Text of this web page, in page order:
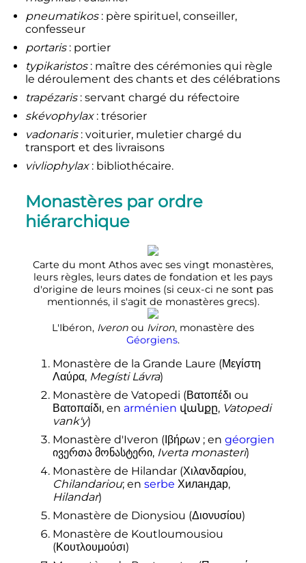
pneumatikos: père spirituel, conseiller,
confesseur
portaris: portier
typikaristos: maître des cérémonies qui règle
le déroulement des chants et des célébrations
trapézaris: servant chargé du réfectoire
skévophylax: trésorier
vadonaris: voiturier, muletier chargé du
transport et des livraisons
vivliophylax: bibliothécaire.
Monastères par ordre
hiérarchique
Carte du mont Athos avec ses vingt monastères,
leurs règles, leurs dates de fondation et les pays
d'origine de leurs moines (si ceux-ci ne sont pas
mentionnés, il s'agit de monastères grecs).
L'Ibéron, Iveron ou Iviron, monastère des
Géorgiens.
Monastère de la Grande Laure (Μεγίστη
Λαύρα, Megísti Lávra)
Monastère de Vatopedi (Βατοπέδι ou
Βατοπαίδι, en arménien վանքը, Vatopedi
vank'y)
Monastère d'Iveron (Ιβήρων ; en géorgien
ივერთა მონასტერი, Iverta monasteri)
Monastère de Hilandar (Χιλανδαρίου,
Chilandariou; en serbe Хиландар,
Hilandar)
Monastère de Dionysiou (Διονυσίου)
Monastère de Koutloumousiou
(Κουτλουμούσι)